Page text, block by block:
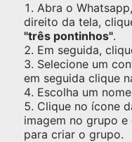
Abra o
direito da tela,
"três pontinhos".
Em seguida,
Selecione um
em seguida clique
Escolha um
Clique no ícone
imagem no grupo e
para criar o grupo.